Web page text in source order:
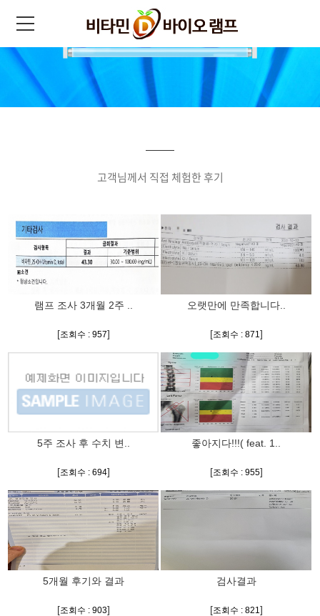
고객님께서 직접 체험한 후기
램프 조사 3개월 2주 ..
[조회수 : 957]
오랫만에 만족합니다..
[조회수 : 871]
5주 조사 후 수치 변..
[조회수 : 694]
좋아지다!!!( feat. 1..
[조회수 : 955]
5개월 후기와 결과
[조회수 : 903]
검사결과
[조회수 : 821]